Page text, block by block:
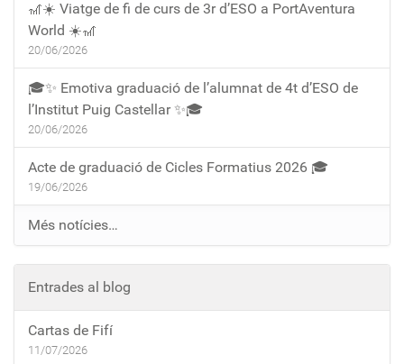
🎢☀️ Viatge de fi de curs de 3r d’ESO a PortAventura
World ☀️🎢
20/06/2026
🎓✨ Emotiva graduació de l’alumnat de 4t d’ESO de
l’Institut Puig Castellar ✨🎓
20/06/2026
Acte de graduació de Cicles Formatius 2026 🎓
19/06/2026
Més notícies…
Entrades al blog
Cartas de Fifí
11/07/2026